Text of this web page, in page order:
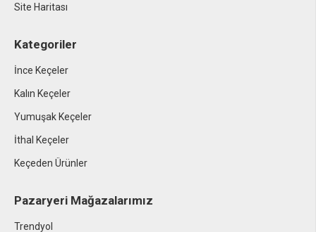
Site Haritası
Kategoriler
İnce Keçeler
Kalın Keçeler
Yumuşak Keçeler
İthal Keçeler
Keçeden Ürünler
Pazaryeri Mağazalarımız
Trendyol